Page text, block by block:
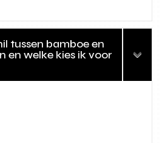
tussen bamboe en
en welke kies ik voor